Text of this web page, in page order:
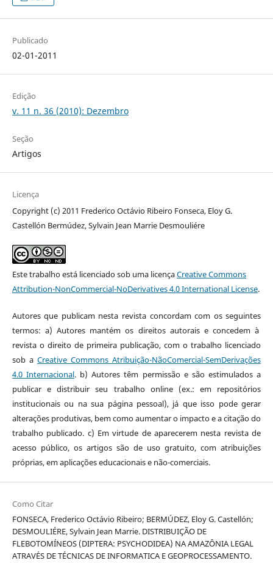
Publicado
02-01-2011
Edição
v. 11 n. 36 (2010): Dezembro
Seção
Artigos
Licença
Copyright (c) 2011 Frederico Octávio Ribeiro Fonseca, Eloy G.
Castellón Bermúdez, Sylvain Jean Marrie Desmouliére
Este trabalho está licenciado sob uma licençaCreative Commons
Attribution-NonCommercial-NoDerivatives 4.0 International License.
Autores que publicam nesta revista concordam com os seguintes
termos: a) Autores mantém os direitos autorais e concedem à
revista o direito de primeira publicação, com o trabalho licenciado
sob a Creative Commons Atribuição-NãoComercial-SemDerivações
4.0 Internacional. b) Autores têm permissão e são estimulados a
publicar e distribuir seu trabalho online (ex.: em repositórios
institucionais ou na sua página pessoal), já que isso pode gerar
alterações produtivas, bem como aumentar o impacto e a citação do
trabalho publicado. c) Em virtude de aparecerem nesta revista de
acesso público, os artigos são de uso gratuito, com atribuições
próprias, em aplicações educacionais e não-comerciais.
Como Citar
FONSECA, Frederico Octávio Ribeiro; BERMÚDEZ, Eloy G. Castellón;
DESMOULIÉRE, Sylvain Jean Marrie. DISTRIBUIÇÃO DE
FLEBOTOMÍNEOS (DIPTERA: PSYCHODIDEA) NA AMAZÔNIA LEGAL
ATRAVÉS DE TÉCNICAS DE INFORMATICA E GEOPROCESSAMENTO.